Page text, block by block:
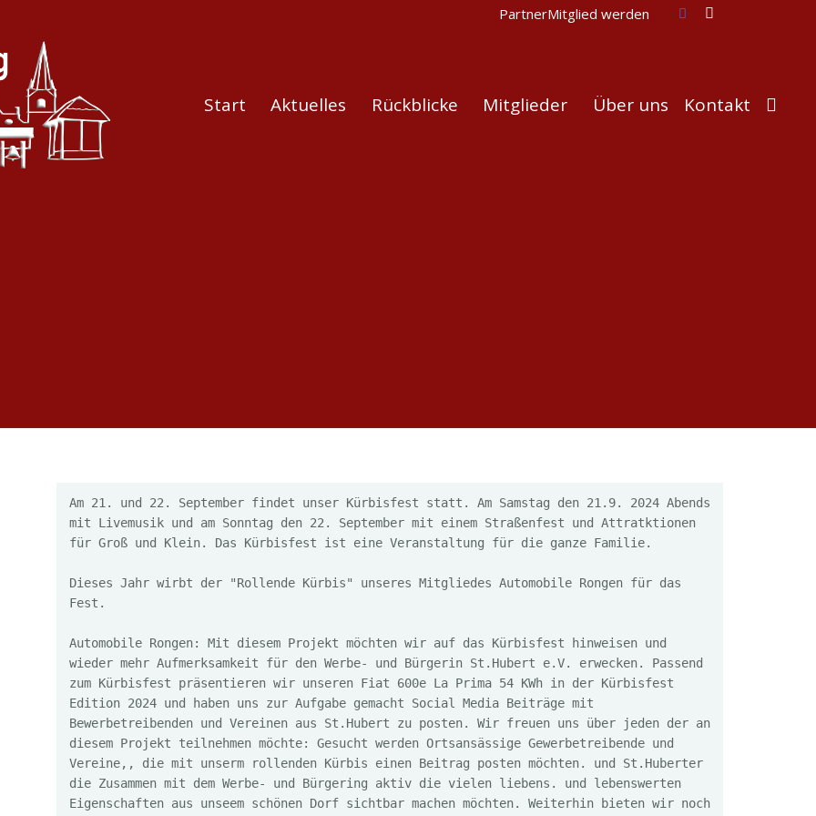
PartnerMitglied werden
Start Aktuelles Rückblicke Mitglieder Über uns Kontakt
Am 21. und 22. September findet unser Kürbisfest statt. Am Samstag den 21.9. 2024 Abends
mit Livemusik und am Sonntag den 22. September mit einem Straßenfest und Attratktionen
für Groß und Klein. Das Kürbisfest ist eine Veranstaltung für die ganze Familie.
Dieses Jahr wirbt der "Rollende Kürbis" unseres Mitgliedes Automobile Rongen für das
Fest.
Automobile Rongen: Mit diesem Projekt möchten wir auf das Kürbisfest hinweisen und
wieder mehr Aufmerksamkeit für den Werbe- und Bürgerin St.Hubert e.V. erwecken. Passend
zum Kürbisfest präsentieren wir unseren Fiat 600e La Prima 54 KWh in der Kürbisfest
Edition 2024 und haben uns zur Aufgabe gemacht Social Media Beiträge mit
Bewerbetreibenden und Vereinen aus St.Hubert zu posten. Wir freuen uns über jeden der an
diesem Projekt teilnehmen möchte: Gesucht werden Ortsansässige Gewerbetreibende und
Vereine,, die mit unserm rollenden Kürbis einen Beitrag posten möchten. und St.Huberter
die Zusammen mit dem Werbe- und Bürgering aktiv die vielen liebens. und lebenswerten
Eigenschaften aus unseem schönen Dorf sichtbar machen möchten. Weiterhin bieten wir noch